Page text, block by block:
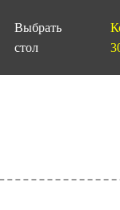
Выбрать
стол